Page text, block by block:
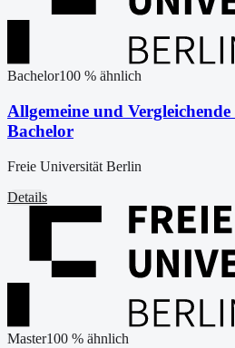
Bachelor100 % ähnlich
Allgemeine und
Bachelor
Freie Universität Berlin
Details
Master100 % ähnlich